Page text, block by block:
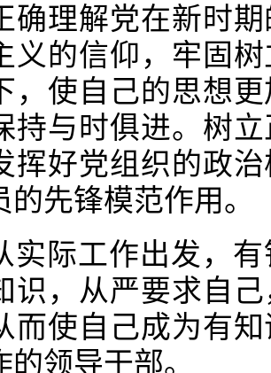
确理解党在新时
义的信仰，牢固
，使自己的思想
持与时俱进。树
挥好党组织的政
先锋模范作用。
实际工作出发，
识，从严要求自
而使自己成为有
领导干部。